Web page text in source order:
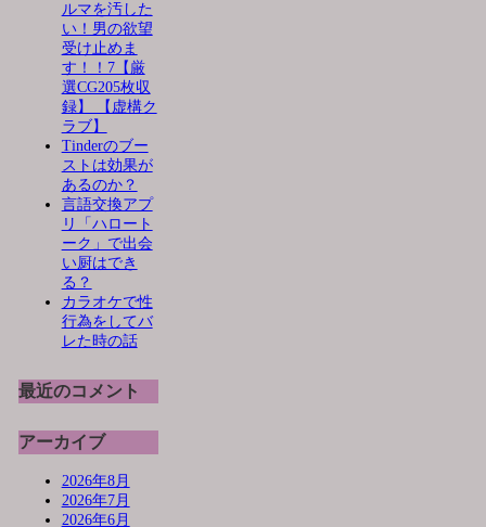
ルマを汚した
い！男の欲望
受け止めま
す！！7【厳
選CG205枚収
録】 【虚構ク
ラブ】
Tinderのブー
ストは効果が
あるのか？
言語交換アプ
リ「ハロート
ーク」で出会
い厨はでき
る？
カラオケで性
行為をしてバ
レた時の話
最近のコメント
アーカイブ
2026年8月
2026年7月
2026年6月